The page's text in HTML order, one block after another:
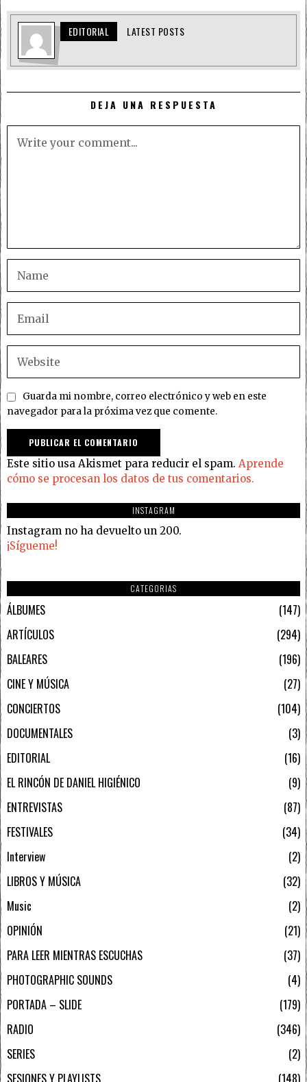
EDITORIAL LATEST POSTS
DEJA UNA RESPUESTA
Guarda mi nombre, correo electrónico y web en este
navegador para la próxima vez que comente.
Este sitio usa Akismet para reducir el spam. Aprende
cómo se procesan los datos de tus comentarios.
INSTAGRAM
Instagram no ha devuelto un 200.
¡Sígueme!
CATEGORIAS
ÁLBUMES
147
ARTÍCULOS
294
BALEARES
196
CINE Y MÚSICA
27
CONCIERTOS
104
DOCUMENTALES
3
EDITORIAL
16
EL RINCÓN DE DANIEL HIGIÉNICO
9
ENTREVISTAS
87
FESTIVALES
34
Interview
2
LIBROS Y MÚSICA
32
Music
2
OPINIÓN
21
PARA LEER MIENTRAS ESCUCHAS
37
PHOTOGRAPHIC SOUNDS
4
PORTADA – SLIDE
179
RADIO
346
SERIES
2